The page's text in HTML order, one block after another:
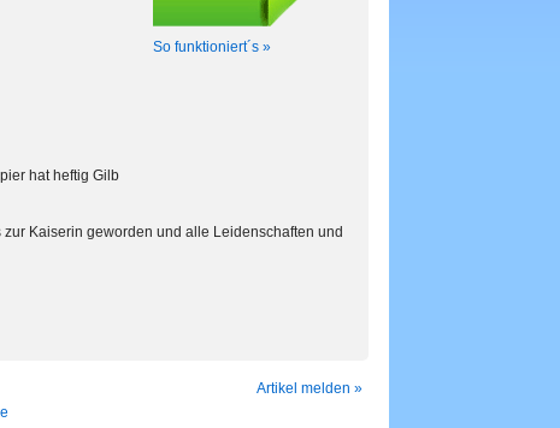
So funktioniert´s »
hat heftig Gilb
Kaiserin geworden und alle Leidenschaften und
Artikel melden »